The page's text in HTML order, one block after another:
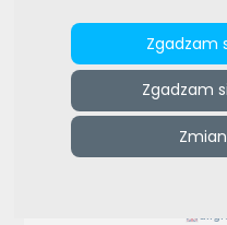
Zgadzam
Zgadzam
United sp. zo.o.
Nasze biuro, nie jest
zespołem
wykwalifikowanego
i native speakerów.